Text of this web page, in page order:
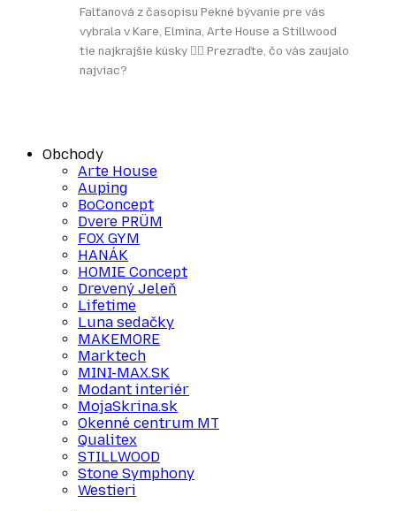
Falťanová z časopisu Pekné bývanie pre vás
vybrala v Kare, Elmina, Arte House a Stillwood
tie najkrajšie kúsky 👌🏻 Prezraďte, čo vás zaujalo
najviac?
Obchody
Arte House
Auping
BoConcept
Dvere PRÜM
FOX GYM
HANÁK
HOMIE Concept
Drevený Jeleň
Lifetime
Luna sedačky
MAKEMORE
Marktech
MINI-MAX.SK
Modant interiér
MojaSkrina.sk
Okenné centrum MT
Qualitex
STILLWOOD
Stone Symphony
Westieri